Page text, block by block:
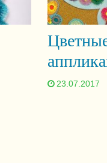
23.07.2017